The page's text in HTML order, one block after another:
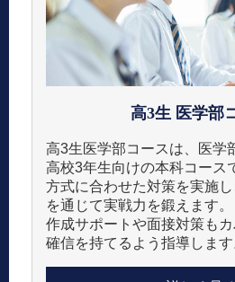
高3生 医学部
高3生医学部コースは、医学
高校3年生向けの本科コース
方式に合わせた対策を実施
を通じて実戦力を鍛えます
作成サポートや面接対策も
確信を持てるよう指導します